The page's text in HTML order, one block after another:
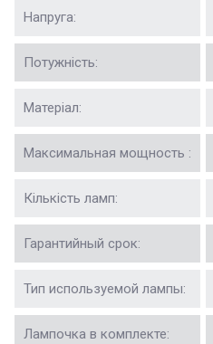
Напруга:
Потужність:
Матеріал:
Максимальная мощность :
Кількість ламп:
Гарантийный срок:
Тип используемой лампы:
Лампочка в комплекте: